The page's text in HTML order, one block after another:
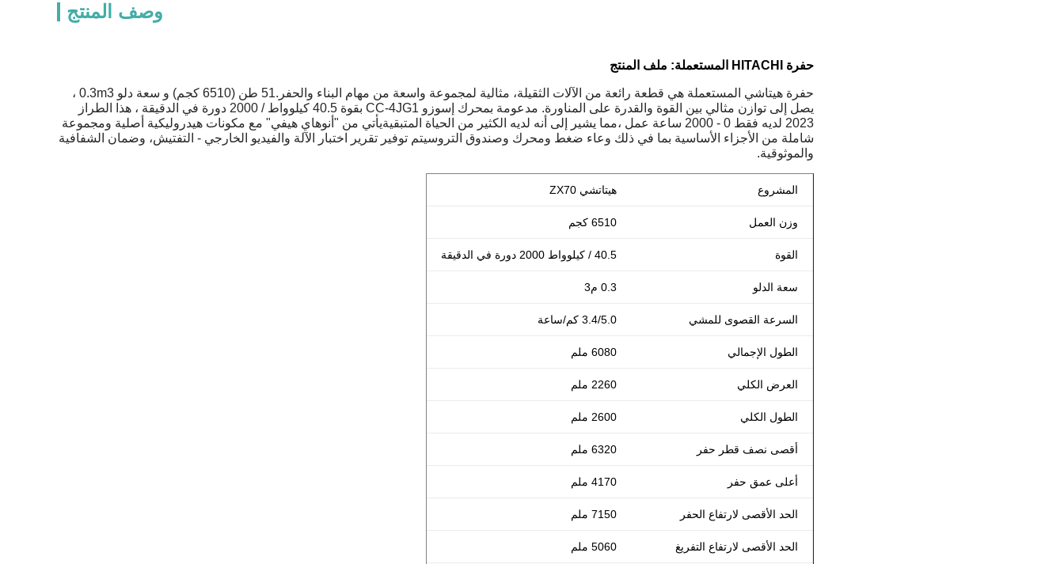
وصف المنتج
حفرة HITACHI المستعملة: ملف المنتج
حفرة هيتاشي المستعملة هي قطعة رائعة من الآلات الثقيلة، مثالية لمجموعة واسعة من مهام البناء والحفر.51 طن (6510 كجم) و سعة دلو 0.3m3 ،
يصل إلى توازن مثالي بين القوة والقدرة على المناورة. مدعومة بمحرك إسوزو CC-4JG1 بقوة 40.5 كيلوواط / 2000 دورة في الدقيقة ، هذا الطراز
2023 لديه فقط 0 - 2000 ساعة عمل ،مما يشير إلى أنه لديه الكثير من الحياة المتبقيةيأتي من "أنوهاي هيفي" مع مكونات هيدروليكية أصلية ومجموعة
شاملة من الأجزاء الأساسية بما في ذلك وعاء ضغط ومحرك وصندوق التروسيتم توفير تقرير اختبار الآلة والفيديو الخارجي - التفتيش، وضمان الشفافية
والموثوقية.
المشروع هيتاتشي ZX70
وزن العمل 6510 كجم
القوة 40.5 / كيلوواط 2000 دورة في الدقيقة
سعة الدلو 0.3 م3
السرعة القصوى للمشي 3.4/5.0 كم/ساعة
الطول الإجمالي 6080 ملم
العرض الكلي 2260 ملم
الطول الكلي 2600 ملم
أقصى نصف قطر حفر 6320 ملم
أعلى عمق حفر 4170 ملم
الحد الأقصى لارتفاع الحفر 7150 ملم
الحد الأقصى لارتفاع التفريغ 5060 ملم